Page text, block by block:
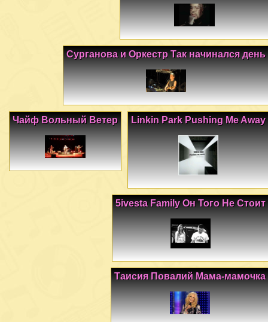
Сурганова и Оркестр Так начинался день
Linkin Park Pushing Me Away
Чайф Вольный Ветер
5ivesta Family Он Того Не Стоит
Таисия Повалий Мама-мамочка